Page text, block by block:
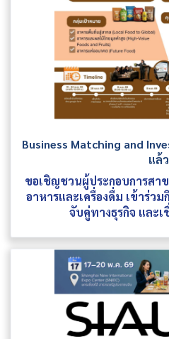
Business Matching and
แล้ว
ขอเชิญชวนผู้ประกอบการสา
อาหารและเครื่องดื่ม เข้าร่ว
จับคู่ทางธุรกิจ และเ